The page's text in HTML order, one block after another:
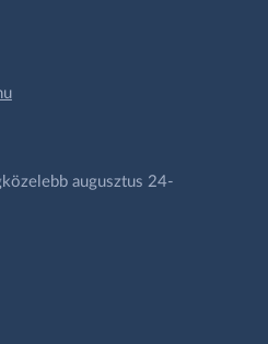
augusztus 24-